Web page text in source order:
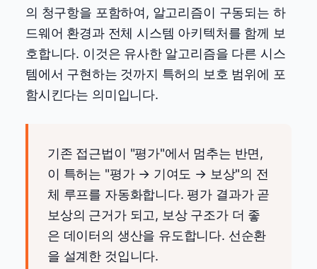
의 청구항을 포함하여, 알고리즘이 구동되는 하
드웨어 환경과 전체 시스템 아키텍처를 함께 보
호합니다. 이것은 유사한 알고리즘을 다른 시스
템에서 구현하는 것까지 특허의 보호 범위에 포
함시킨다는 의미입니다.
기존 접근법이 "평가"에서 멈추는 반면,
이 특허는 "평가 → 기여도 → 보상"의 전
체 루프를 자동화합니다. 평가 결과가 곧
보상의 근거가 되고, 보상 구조가 더 좋
은 데이터의 생산을 유도합니다. 선순환
을 설계한 것입니다.